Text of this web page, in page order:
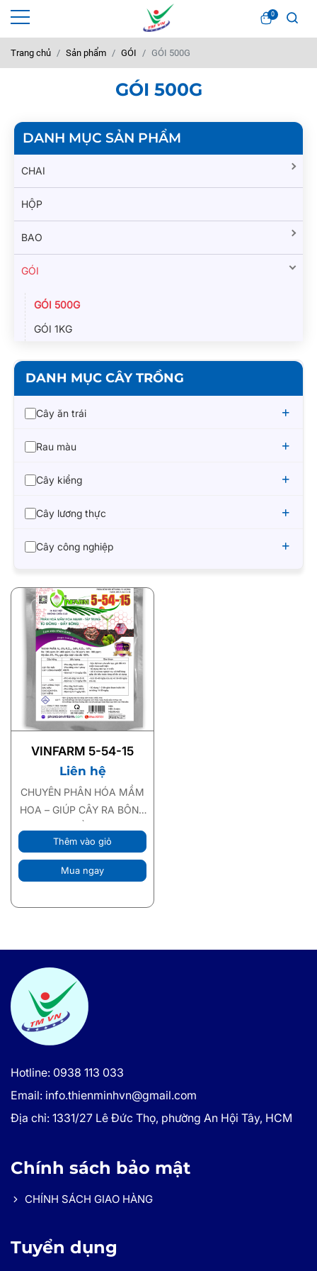
0
Trang chủ Sản phẩm GÓI GÓI 500G
GÓI 500G
DANH MỤC SẢN PHẨM
CHAI
HỘP
BAO
GÓI
GÓI 500G
GÓI 1KG
DANH MỤC CÂY TRỒNG
Cây ăn trái
Rau màu
Cây kiểng
Cây lương thực
Cây công nghiệp
VINFARM 5-54-15
Liên hệ
CHUYÊN PHÂN HÓA MẦM
HOA – GIÚP CÂY RA BÔNG
Thêm vào giỏ
Mua ngay
Hotline: 0938 113 033
Email: info.thienminhvn@gmail.com
Địa chỉ: 1331/27 Lê Đức Thọ, phường An Hội Tây, HCM
Chính sách bảo mật
CHÍNH SÁCH GIAO HÀNG
Tuyển dụng